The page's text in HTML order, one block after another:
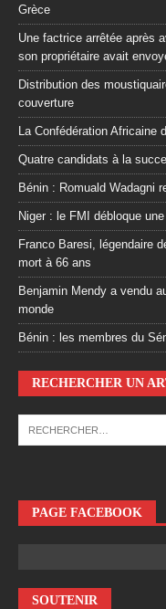
Grèce
Une factrice arrêtée après
son propriétaire avait
Distribution des
couverture
La Confédération Africaine
Quatre candidats à la
Bénin : Romuald Wadagni
Niger : le FMI débloque
Franco Baresi, légendaire
mort à 66 ans
Benjamin Mendy a vendu
monde
Bénin : les membres du
RECHERCHER UN
PAGE FACEBOOK
SOUTENIR